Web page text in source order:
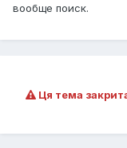
вообще поиск.
Ця тема